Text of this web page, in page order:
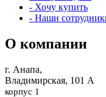
- Хочу купить
- Наши
О компании
г. Анапа,
Владимирская, 101 А
корпус 1